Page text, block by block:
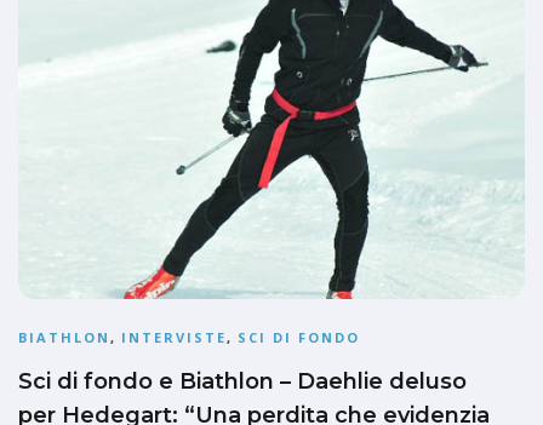
BIATHLON , INTERVISTE, SCI DI FONDO
Sci di fondo e Biathlon – Daehlie deluso
per Hedegart: “Una perdita che evidenzia